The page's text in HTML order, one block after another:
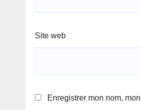
Site web
Enregistrer mon nom,